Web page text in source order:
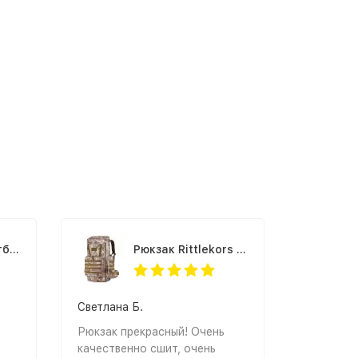
Рюкзак для ноутбука Rittlekors Gear RG1418 черный Рюкзак Rittlekors Gear 7522 70л пустынный камуфляж пиксель
Светлана Б.
Рюкзак прекрасный! Очень
качественно сшит, очень